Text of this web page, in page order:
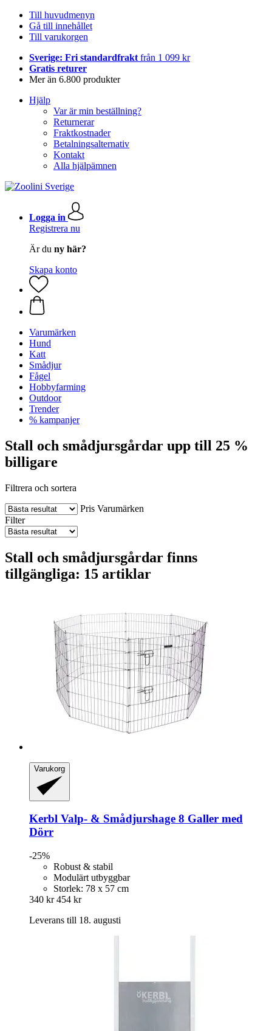
Till huvudmenyn
Gå till innehållet
Till varukorgen
Sverige: Fri standardfrakt från 1 099 kr
Gratis returer
Mer än 6.800 produkter
Hjälp
Var är min beställning?
Returnerar
Fraktkostnader
Betalningsalternativ
Kontakt
Alla hjälpämnen
Logga in
Registrera nu
Är du ny här?
Skapa konto
Varumärken
Hund
Katt
Smådjur
Fågel
Hobbyfarming
Outdoor
Trender
% kampanjer
Stall och smådjursgårdar upp till 25 %
billigare
Filtrera och sortera
Pris Varumärken
Filter
Stall och smådjursgårdar finns
tillgängliga: 15 artiklar
Varukorg
Kerbl Valp-​ & Smådjurshage 8 Galler med
Dörr
-25%
Robust & stabil
Modulärt utbyggbar
Storlek: 78 x 57 cm
340 kr 454 kr
Leverans till 18. augusti